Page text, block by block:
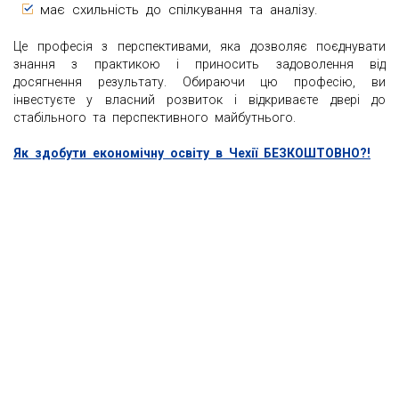
має схильність до спілкування та аналізу.
Це професія з перспективами, яка дозволяє поєднувати
знання з практикою і приносить задоволення від
досягнення результату. Обираючи цю професію, ви
інвестуєте у власний розвиток і відкриваєте двері до
стабільного та перспективного майбутнього.
Як здобути економічну освіту в Чехії БЕЗКОШТОВНО?!